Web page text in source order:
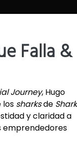
Falla &
Journey, Hugo
los sharksde Shark
y claridad a
emprendedores